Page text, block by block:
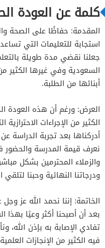
كلمة عن العودة
المقدمة: حفاظًا على الصحة
استجابة للتعليمات التي
جعلنا نقضي مدة طويلة
السعودية وفي غيرها
أبنائها من الطلبة.
العرض: ورغم أن هذه العودة
الكثير من الإجراءات
أدركناها بعد تجربة الدراسة
نعرف قيمة المدرسة والحضور
والزملاء المحترمين بشكل
ودرجاتنا النهائية وحبنا لتلقي
الخاتمة: إننا نحمد الله عز
بعد أن أصبحنا أكثر وعيًا بهذا
تفادي الإصابة به بإذن
فيه الكثير من الإنجازات